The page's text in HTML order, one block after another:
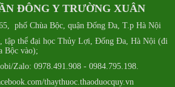
ĐÔNG Y TRƯỜNG XUÂN
phố Chùa Bộc, quận Đống Đa, T.p Hà Nội
tập thể đại học Thủy Lợi, Đống Đa, Hà Nội (đi
Bộc vào);
Zalo: 0978.491.908 - 0984.795.198.
thaythuoc.thaoduocquy.vn